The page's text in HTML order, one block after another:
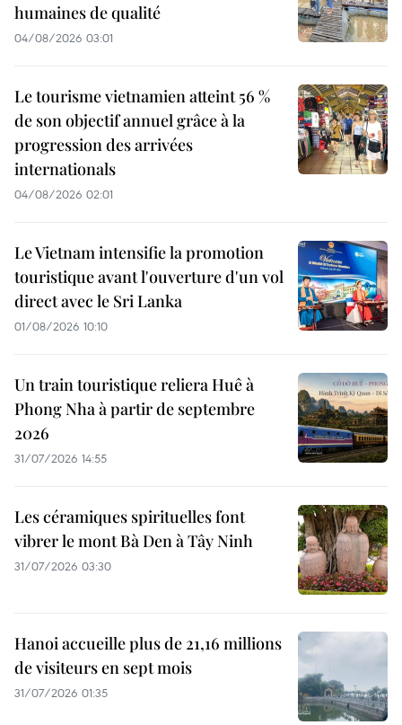
humaines de qualité
04/08/2026 03:01
Le tourisme vietnamien atteint 56 %
de son objectif annuel grâce à la
progression des arrivées
internationals
04/08/2026 02:01
Le Vietnam intensifie la promotion
touristique avant l'ouverture d'un vol
direct avec le Sri Lanka
01/08/2026 10:10
Un train touristique reliera Huê à
Phong Nha à partir de septembre
2026
31/07/2026 14:55
Les céramiques spirituelles font
vibrer le mont Bà Den à Tây Ninh
31/07/2026 03:30
Hanoi accueille plus de 21,16 millions
de visiteurs en sept mois ​
31/07/2026 01:35